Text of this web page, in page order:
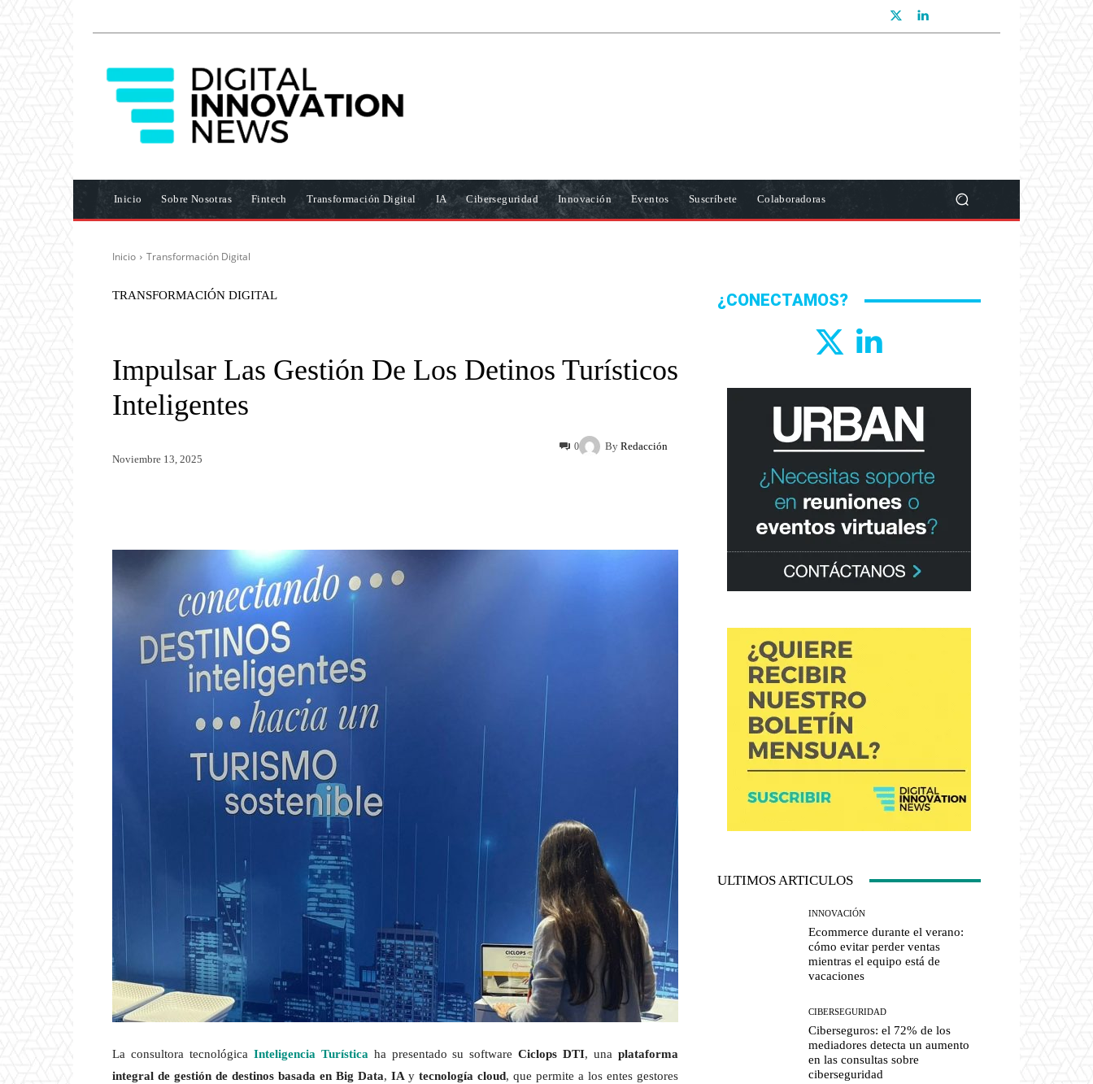
Inicio Sobre Nosotras Fintech Transformación Digital IA Ciberseguridad Innovación Eventos Suscríbete Colaboradoras
Inicio Transformación Digital
TRANSFORMACIÓN DIGITAL
Impulsar Las Gestión De Los Detinos Turísticos
Inteligentes
By Redacción
Noviembre 13, 2025
0
La consultora tecnológica Inteligencia Turísticaha presentado su softwareCiclops DTI, unaplataforma
integral de gestión de destinos basada en Big Data, IAytecnología cloud, que permite a los entes gestores
¿CONECTAMOS?
ULTIMOS ARTICULOS
INNOVACIÓN
Ecommerce durante el verano:
cómo evitar perder ventas
mientras el equipo está de
vacaciones
CIBERSEGURIDAD
Ciberseguros: el 72% de los
mediadores detecta un aumento
en las consultas sobre
ciberseguridad